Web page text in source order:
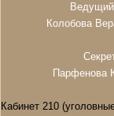
Колобова
Парфенова
Кабинет 210